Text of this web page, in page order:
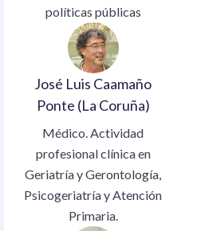
políticas públicas
José Luis Caamaño
Ponte (La Coruña)
Médico. Actividad
profesional clínica en
Geriatría y Gerontología,
Psicogeriatría y Atención
Primaria.